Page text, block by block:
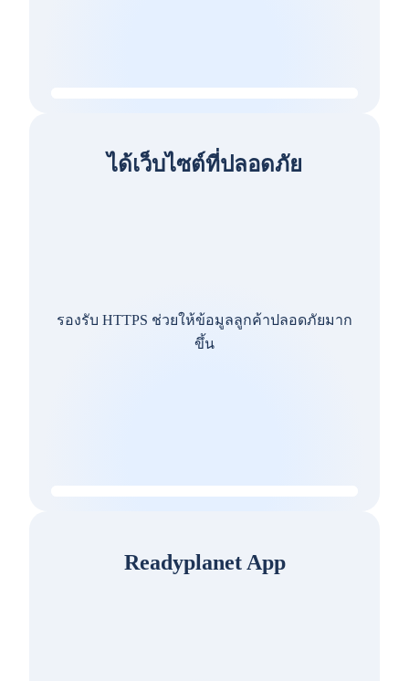
ได้เว็บไซต์ที่ปลอดภัย
รองรับ HTTPS ช่วยให้ข้อมูลลูกค้าปลอดภัยมาก
ขึ้น
Readyplanet App